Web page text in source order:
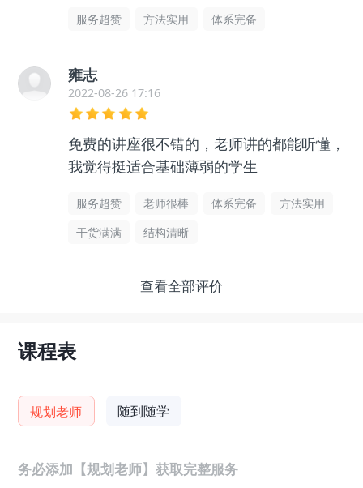
服务超赞 方法实用 体系完备
雍志
2022-08-26 17:16
免费的讲座很不错的，老师讲的都能听懂，
我觉得挺适合基础薄弱的学生
服务超赞 老师很棒 体系完备
方法实用
干货满满
结构清晰
查看全部评价
课程表
规划老师 随到随学
务必添加【规划老师】获取完整服务